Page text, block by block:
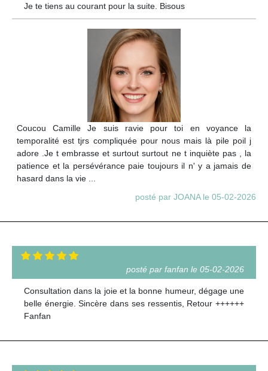
Je te tiens au courant pour la suite. Bisous
Coucou Camille Je suis ravie pour toi en voyance la
temporalité est tjrs compliquée pour nous mais là pile poil j
adore .Je t embrasse et surtout surtout ne t inquiète pas , la
patience et la persévérance paie toujours il n' y a jamais de
hasard dans la vie ...
posté par JOANA le 05-02-2026
posté par fanfan le 05-02-2026
Consultation dans la joie et la bonne humeur, dégage une
belle énergie. Sincère dans ses ressentis, Retour ++++++
Fanfan